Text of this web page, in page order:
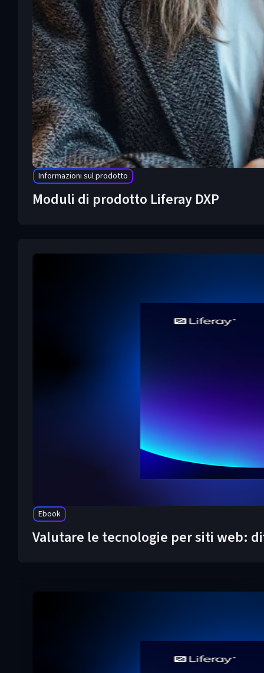
Informazioni sul prodotto
Moduli di prodotto Liferay DXP
Ebook
Valutare le tecnologie per siti web: